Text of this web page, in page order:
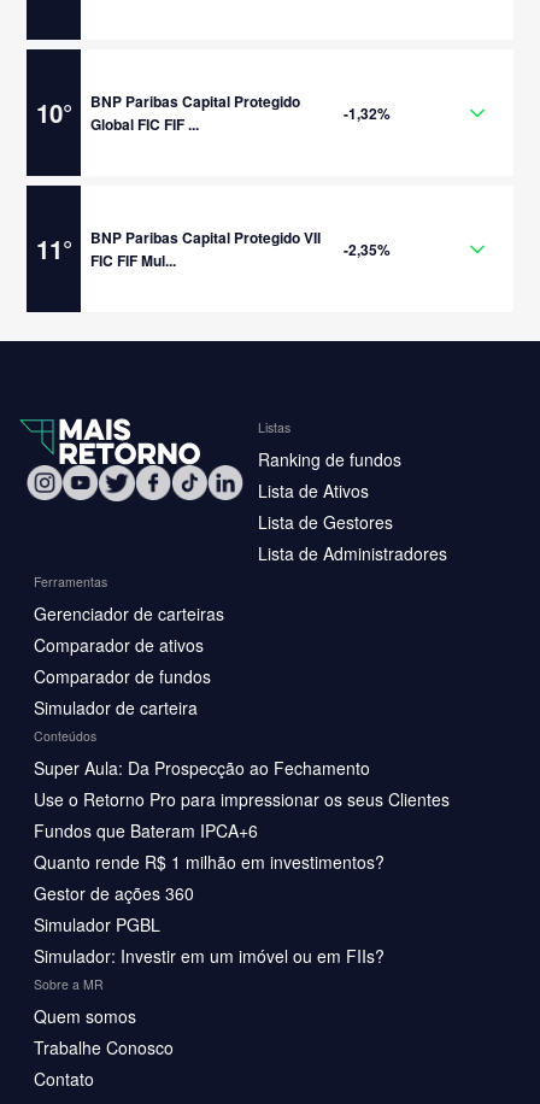
10°
BNP Paribas Capital Protegido
Global FIC FIF ...
-1,32%
11°
BNP Paribas Capital Protegido VII
FIC FIF Mul...
-2,35%
Listas
Ranking de fundos
Lista de Ativos
Lista de Gestores
Lista de Administradores
Ferramentas
Gerenciador de carteiras
Comparador de ativos
Comparador de fundos
Simulador de carteira
Conteúdos
Super Aula: Da Prospecção ao Fechamento
Use o Retorno Pro para impressionar os seus Clientes
Fundos que Bateram IPCA+6
Quanto rende R$ 1 milhão em investimentos?
Gestor de ações 360
Simulador PGBL
Simulador: Investir em um imóvel ou em FIIs?
Sobre a MR
Quem somos
Trabalhe Conosco
Contato